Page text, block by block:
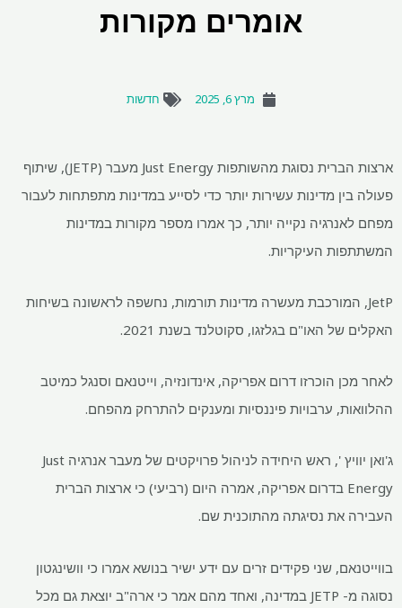
אומרים מקורות
מרץ 6, 2025 חדשות
ארצות הברית נסוגת מהשותפות Just Energy מעבר (JETP), שיתוף
פעולה בין מדינות עשירות יותר כדי לסייע במדינות מתפתחות לעבור
מפחם לאנרגיה נקייה יותר, כך אמרו מספר מקורות במדינות
המשתתפות העיקריות.
JetP, המורכבת מעשרה מדינות תורמות, נחשפה לראשונה בשיחות
האקלים של האו"ם בגלזגו, סקוטלנד בשנת 2021.
לאחר מכן הוכרזו דרום אפריקה, אינדונזיה, וייטנאם וסנגל כמיטב
ההלוואות, ערבויות פיננסיות ומענקים להתרחק מהפחם.
ג'ואן יוויץ ', ראש היחידה לניהול פרויקטים של מעבר אנרגיה Just
Energy בדרום אפריקה, אמרה היום (רביעי) כי ארצות הברית
העבירה את נסיגתה מהתוכנית שם.
בווייטנאם, שני פקידים זרים עם ידע ישיר בנושא אמרו כי וושינגטון
נסוגה מ- JETP במדינה, ואחד מהם אמר כי ארה"ב יוצאת גם מכל